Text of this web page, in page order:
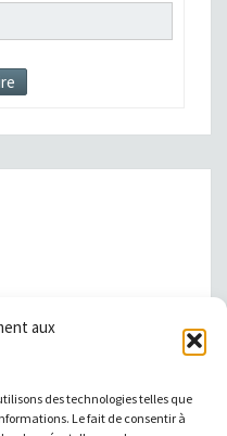
aux
des technologies telles que
Le fait de consentir à